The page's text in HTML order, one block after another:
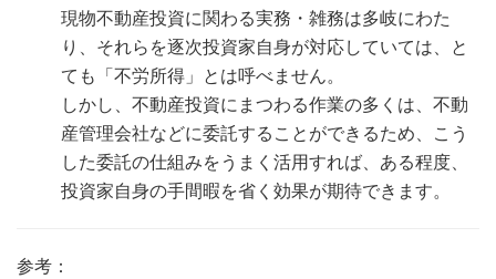
現物不動産投資に関わる実務・雑務は多岐にわた
り、それらを逐次投資家自身が対応していては、と
ても「不労所得」とは呼べません。
しかし、不動産投資にまつわる作業の多くは、不動
産管理会社などに委託することができるため、こう
した委託の仕組みをうまく活用すれば、ある程度、
投資家自身の手間暇を省く効果が期待できます。
参考：